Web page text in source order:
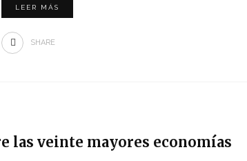
LEER MÁS
SHARE
las veinte mayores economías